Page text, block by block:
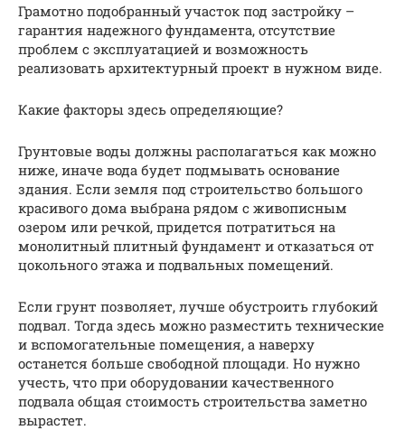
Грамотно подобранный участок под застройку –
гарантия надежного фундамента, отсутствие
проблем с эксплуатацией и возможность
реализовать архитектурный проект в нужном виде.
Какие факторы здесь определяющие?
Грунтовые воды должны располагаться как можно
ниже, иначе вода будет подмывать основание
здания. Если земля под строительство большого
красивого дома выбрана рядом с живописным
озером или речкой, придется потратиться на
монолитный плитный фундамент и отказаться от
цокольного этажа и подвальных помещений.
Если грунт позволяет, лучше обустроить глубокий
подвал. Тогда здесь можно разместить технические
и вспомогательные помещения, а наверху
останется больше свободной площади. Но нужно
учесть, что при оборудовании качественного
подвала общая стоимость строительства заметно
вырастет.